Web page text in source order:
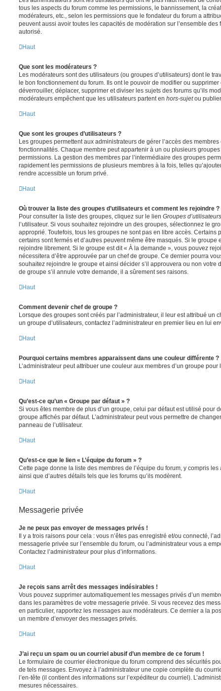
tous les aspects du forum comme les permissions, le bannissement, la
modérateurs, etc., selon les permissions que le fondateur du forum a
peuvent aussi avoir toutes les capacités de modération sur l’ensemble
autorisé.
Haut
Que sont les modérateurs ?
Les modérateurs sont des utilisateurs (ou groupes d’utilisateurs) dont le
le bon fonctionnement du forum. Ils ont le pouvoir de modifier ou
déverrouiller, déplacer, supprimer et diviser les sujets des forums qu’ils
modérateurs empêchent que les utilisateurs partent en hors-sujetou
Haut
Que sont les groupes d’utilisateurs ?
Les groupes permettent aux administrateurs de gérer l’accès des
fonctionnalités. Chaque membre peut appartenir à un ou plusieurs
permissions. La gestion des membres par l’intermédiaire des groupes
rapidement les permissions de plusieurs membres à la fois, telles
rendre accessible un forum privé.
Haut
Où trouver la liste des groupes d’utilisateurs et comment les rejoindre ?
Pour consulter la liste des groupes, cliquez sur le lien Groupes d’utilisateurs
l’utilisateur. Si vous souhaitez rejoindre un des groupes, sélectionnez le
approprié. Toutefois, tous les groupes ne sont pas en libre accès. Certains
certains sont fermés et d’autres peuvent même être masqués. Si le groupe
rejoindre librement. Si le groupe est dit « À la demande », vous pouvez
nécessitera d’être approuvée par un chef de groupe. Ce dernier pourra
souhaitez rejoindre le groupe et ainsi décider s’il approuvera ou non votre
de groupe s’il annule votre demande, il a sûrement ses raisons.
Haut
Comment devenir chef de groupe ?
Lorsque des groupes sont créés par l’administrateur, il leur est attribué un
un groupe d’utilisateurs, contactez l’administrateur en premier lieu en lui
Haut
Pourquoi certains membres apparaissent dans une couleur différente ?
L’administrateur peut attribuer une couleur aux membres d’un groupe
Haut
Qu’est-ce qu’un « Groupe par défaut » ?
Si vous êtes membre de plus d’un groupe, celui par défaut est utilisé pour
groupe affichés par défaut. L’administrateur peut vous permettre de
panneau de l’utilisateur.
Haut
Qu’est-ce que le lien « L’équipe du forum » ?
Cette page donne la liste des membres de l’équipe du forum, y compris
ainsi que d’autres détails tels que les forums qu’ils modèrent.
Haut
Messagerie privée
Je ne peux pas envoyer de messages privés !
Il y a trois raisons pour cela : vous n’êtes pas enregistré et/ou connecté,
messagerie privée sur l’ensemble du forum, ou l’administrateur vous a
Contactez l’administrateur pour plus d’informations.
Haut
Je reçois sans arrêt des messages indésirables !
Vous pouvez supprimer automatiquement les messages privés d’un
dans les paramètres de votre messagerie privée. Si vous recevez des
en particulier, rapportez les messages aux modérateurs. Ce dernier a la
un membre d’envoyer des messages privés.
Haut
J’ai reçu un spam ou un courriel abusif d’un membre de ce forum !
Le formulaire de courrier électronique du forum comprend des sécurités
de tels messages. Envoyez à l’administrateur une copie complète du
l’en-tête (il contient des informations sur l’expéditeur du courriel).
mesures nécessaires.